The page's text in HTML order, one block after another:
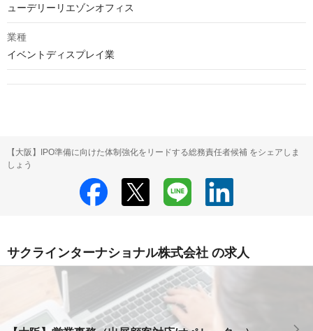
ューデリーリエゾンオフィス
業種
イベントディスプレイ業
【大阪】IPO準備に向けた体制強化をリードする総務責任者候補 をシェアしま
しょう
サクラインターナショナル株式会社 の求人